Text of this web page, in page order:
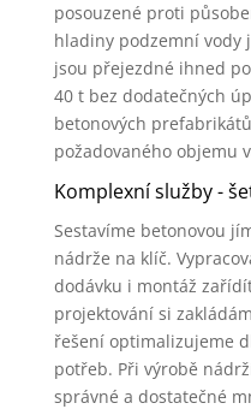
posouzené proti
hladiny podzemní vody
jsou přejezdné ihned
40 t bez dodatečných
betonových
požadovaného objemu
Komplexní služby -
Sestavíme betonovou
nádrže na klíč.
dodávku i montáž
projektování si
řešení optimalizujeme
potřeb. Při výrobě
správné a dostatečné